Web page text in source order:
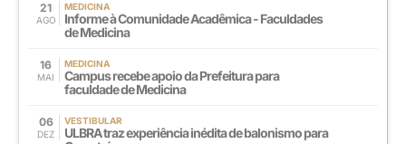
21
AGO
MEDICINA
Informe à Comunidade Acadêmica - Faculdades
de Medicina
16
MAI
MEDICINA
Campus recebe apoio da Prefeitura para
faculdade de Medicina
06
DEZ
VESTIBULAR
ULBRA traz experiência inédita de balonismo para